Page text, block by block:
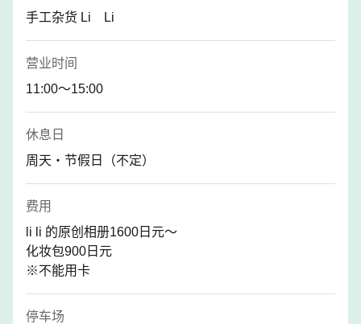
手工杂货 Li Li
营业时间
11:00～15:00
休息日
周天・节假日（不定）
费用
li li 的原创相册1600日元～
化妆包900日元
※不能用卡
停车场